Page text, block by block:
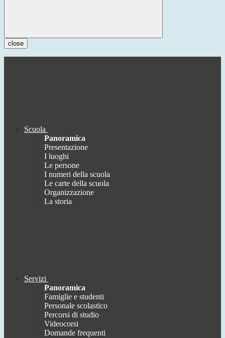
close
Scuola
Panoramica
Presentazione
I luoghi
Le persone
I numeri della scuola
Le carte della scuola
Organizzazione
La storia
Servizi
Panoramica
Famiglie e studenti
Personale scolastico
Percorsi di studio
Videocorsi
Domande frequenti